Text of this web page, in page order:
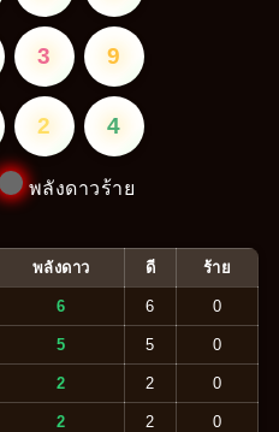
3 9
2 4
พลังดาวร้าย
พลังดาว ดี ร้าย
6 6 0
5 5 0
2 2 0
2 2 0